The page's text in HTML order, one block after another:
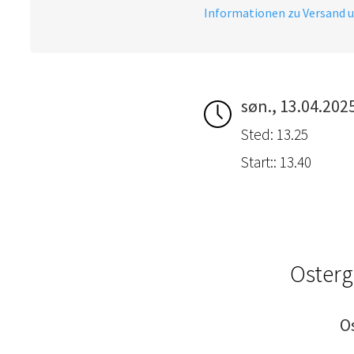
Informationen zu Versand
søn.,
Sted: 13.25
Start:: 13.40